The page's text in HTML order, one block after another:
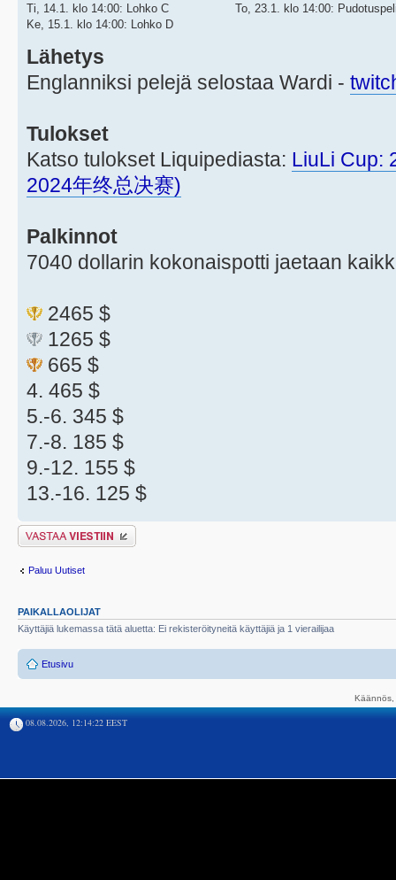
Ti, 14.1. klo 14:00: Lohko C
Ke, 15.1. klo 14:00: Lohko D
To, 23.1. klo 14:00:
Lähetys
Englanniksi pelejä selostaa Wardi -
Tulokset
Katso tulokset Liquipediasta: LiuLi Cup:
2024年终总决赛)
Palkinnot
7040 dollarin kokonaispotti jaetaan
2465 $
1265 $
665 $
4. 465 $
5.-6. 345 $
7.-8. 185 $
9.-12. 155 $
13.-16. 125 $
Lähetä vastaus
Paluu Uutiset
PAIKALLAOLIJAT
Käyttäjiä lukemassa tätä aluetta: Ei rekisteröityneitä käyttäjiä ja 1 vierailijaa
Etusivu
08.08.2026, 12:14:22 EEST